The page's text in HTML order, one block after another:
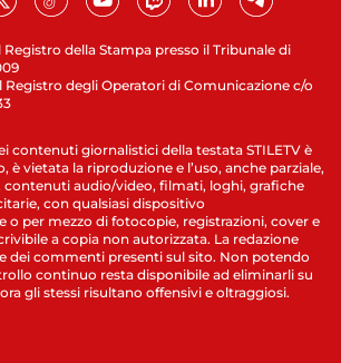
della Stampa presso il Tribunale di
Registro degli Operatori di Comunicazione c/o
contenuti giornalistici della testata STILETV è
è vietata la riproduzione e l’uso, anche parziale,
contenuti audio/video, filmati, loghi, grafiche
con qualsiasi dispositivo
o per mezzo di fotocopie, registrazioni, cover e
a copia non autorizzata. La redazione
dei commenti presenti sul sito. Non potendo
continuo resta disponibile ad eliminarli su
gli stessi risultano offensivi e oltraggiosi.